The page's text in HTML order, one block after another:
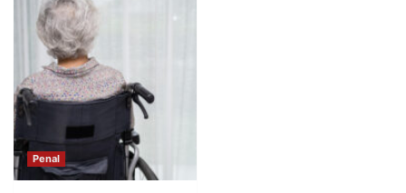
Penal